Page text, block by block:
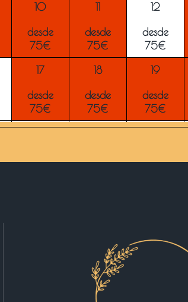
10 11 12
desde
75€
desde
75€
desde
75€
17 18 19
desde
75€
desde
75€
desde
75€